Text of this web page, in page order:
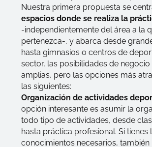
Nuestra primera propuesta se
espacios donde se realiza la
-independientemente del área a la
pertenezca-, y abarca desde
hasta gimnasios o centros de
sector, las posibilidades de
amplias, pero las opciones más
las siguientes:
Organización de actividades
opción interesante es asumir la
todo tipo de actividades, desde
hasta práctica profesional. Si tienes
conocimientos necesarios, también